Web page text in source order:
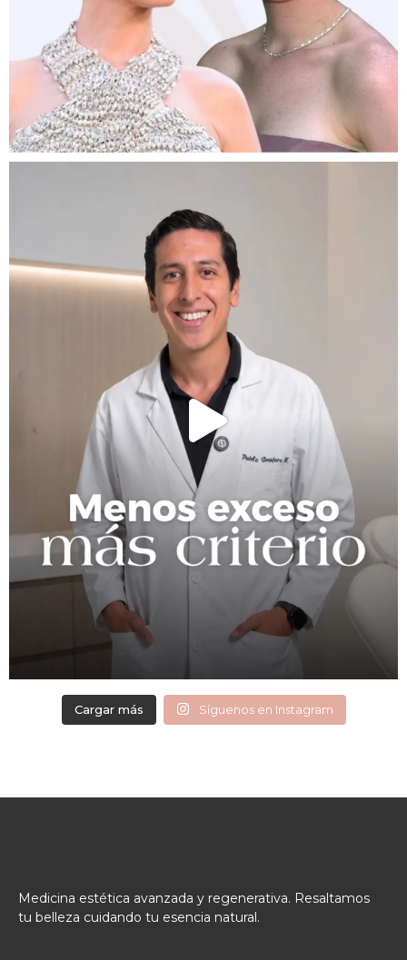
Cargar más Síguenos en Instagram
Medicina estética avanzada y regenerativa. Resaltamos
tu belleza cuidando tu esencia natural.